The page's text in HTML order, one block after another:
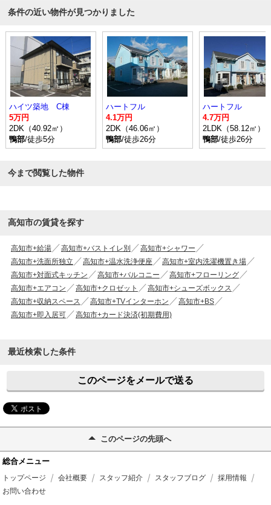
条件の近い物件が見つかりました
ハイツ築地 C棟
5万円
2DK（40.92㎡）
鴨部/徒歩5分
ハートフル
4.1万円
2DK（46.06㎡）
鴨部/徒歩26分
ハートフル
4.7万円
2LDK（58.12㎡）
鴨部/徒歩26分
今まで閲覧した物件
高知市の賃貸を探す
高知市+給湯 高知市+バストイレ別
高知市+シャワー
高知市+洗面所独立
高知市+温水洗浄便座
高知市+室内洗濯機置き場
高知市+対面式キッチン
高知市+バルコニー
高知市+フローリング
高知市+エアコン
高知市+クロゼット
高知市+シューズボックス
高知市+収納スペース
高知市+TVインターホン
高知市+BS
高知市+即入居可
高知市+カード決済(初期費用)
最近検索した条件
このページをメールで送る
このページの先頭へ
総合メニュー
トップページ 会社概要 スタッフ紹介 スタッフブログ
採用情報
お問い合わせ